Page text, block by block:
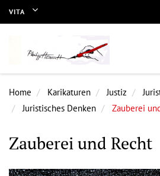
VITA
Home Karikaturen Justiz
Juristisches Denken
Zauberei
Zauberei und Recht